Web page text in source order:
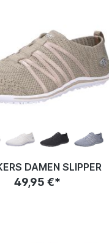
DAMEN SLIPPER
49,95 €*